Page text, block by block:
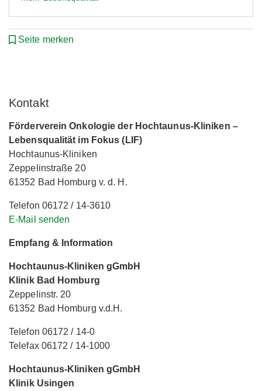
Seite merken
Kontakt
Förderverein Onkologie der Hochtaunus-Kliniken –
Lebensqualität im Fokus (LIF)
Hochtaunus-Kliniken
Zeppelinstraße 20
61352 Bad Homburg v. d. H.
Telefon 06172 / 14-3610
E-Mail senden
Empfang & Information
Hochtaunus-Kliniken gGmbH
Klinik Bad Homburg
Zeppelinstr. 20
61352 Bad Homburg v.d.H.
Telefon 06172 / 14-0
Telefax 06172 / 14-1000
Hochtaunus-Kliniken gGmbH
Klinik Usingen